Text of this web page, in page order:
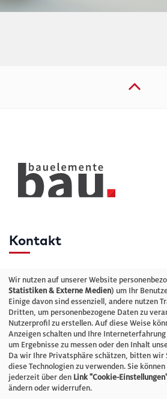
Kontakt
Telefon: +49 (0)711 2585563-0
E-Mail:info@bauelemente-bau.eu
Unternehmen
Impressum
Wir nutzen auf unserer Website
Statistiken & Externe Medien) um Ihr
Einige davon sind essenziell, andere nutzen
Dritten, um personenbezogene Daten zu
Nutzerprofil zu erstellen. Auf diese Weise
Anzeigen schalten und Ihre
um Ergebnisse zu messen oder den Inhalt
Da wir Ihre Privatsphäre schätzen, bitten wir
diese Technologien zu verwenden. Sie
jederzeit über den Link "Cookie-
ändern oder widerrufen.